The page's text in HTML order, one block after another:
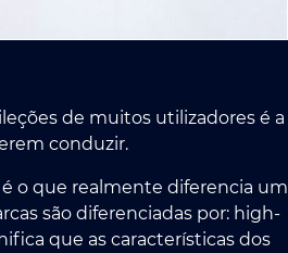
de muitos utilizadores é a
conduzir.
o que realmente diferencia um
são diferenciadas por: high-
que as características dos